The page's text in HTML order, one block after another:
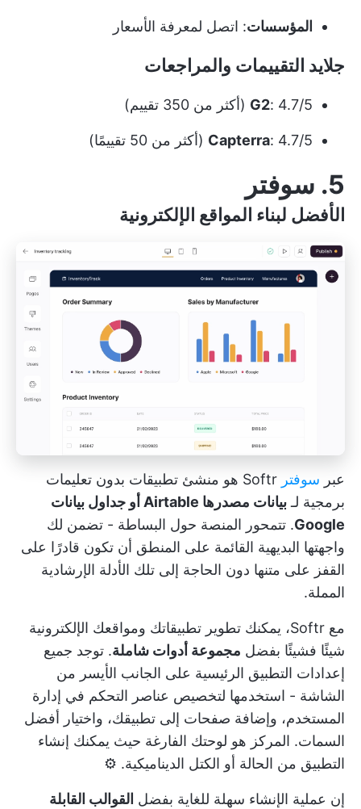
المؤسسات: اتصل لمعرفة الأسعار
جلايد التقييمات والمراجعات
G2: 4.7/5 (أكثر من 350 تقييم)
Capterra: 4.7/5 (أكثر من 50 تقييمًا)
5. سوفتر
الأفضل لبناء المواقع الإلكترونية
عبر سوفتر
Softr هو منشئ تطبيقات بدون تعليمات
برمجية لـ
بيانات مصدرها Airtable أو جداول بيانات
Google. تتمحور المنصة حول البساطة - تضمن لك
واجهتها البديهية القائمة على المنطق أن تكون قادرًا على
القفز على متنها دون الحاجة إلى تلك الأدلة الإرشادية
المملة.
مع Softr، يمكنك تطوير تطبيقاتك ومواقعك الإلكترونية
شيئًا فشيئًا بفضل مجموعة أدوات شاملة. توجد جميع
إعدادات التطبيق الرئيسية على الجانب الأيسر من
الشاشة - استخدمها لتخصيص عناصر التحكم في إدارة
المستخدم، وإضافة صفحات إلى تطبيقك، واختيار أفضل
السمات. المركز هو لوحتك الفارغة حيث يمكنك إنشاء
التطبيق من الحالة أو الكتل الديناميكية. ⚙️
إن عملية الإنشاء سهلة للغاية بفضل القوالب القابلة